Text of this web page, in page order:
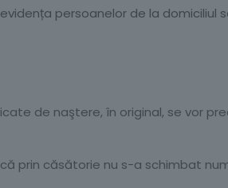
persoanelor de la domiciliul
de naştere, în original, se vor
prin căsătorie nu s-a schimbat